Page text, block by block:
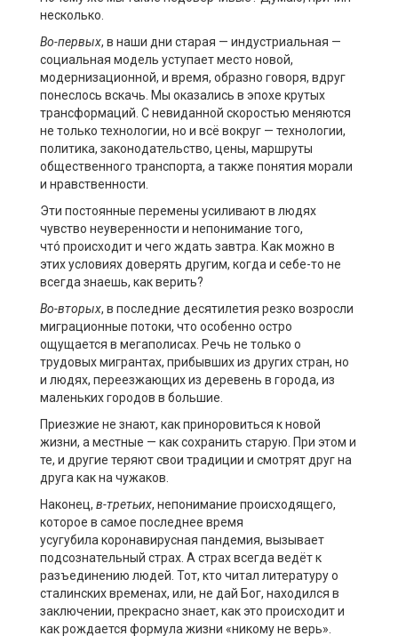
несколько.
Во-первых, в наши дни старая — индустриальная —
социальная модель уступает место новой,
модернизационной, и время, образно говоря, вдруг
понеслось вскачь. Мы оказались в эпохе крутых
трансформаций. С невиданной скоростью меняются
не только технологии, но и всё вокруг — технологии,
политика, законодательство, цены, маршруты
общественного транспорта, а также понятия морали
и нравственности.
Эти постоянные перемены усиливают в людях
чувство неуверенности и непонимание того,
чтó происходит и чего ждать завтра. Как можно в
этих условиях доверять другим, когда и себе-то не
всегда знаешь, как верить?
Во-вторых, в последние десятилетия резко возросли
миграционные потоки, что особенно остро
ощущается в мегаполисах. Речь не только о
трудовых мигрантах, прибывших из других стран, но
и людях, переезжающих из деревень в города, из
маленьких городов в большие.
Приезжие не знают, как приноровиться к новой
жизни, а местные — как сохранить старую. При этом и
те, и другие теряют свои традиции и смотрят друг на
друга как на чужаков.
Наконец, в-третьих, непонимание происходящего,
которое в самое последнее время
усугубила коронавирусная пандемия, вызывает
подсознательный страх. А страх всегда ведёт к
разъединению людей. Тот, кто читал литературу о
сталинских временах, или, не дай Бог, находился в
заключении, прекрасно знает, как это происходит и
как рождается формула жизни «никому не верь».